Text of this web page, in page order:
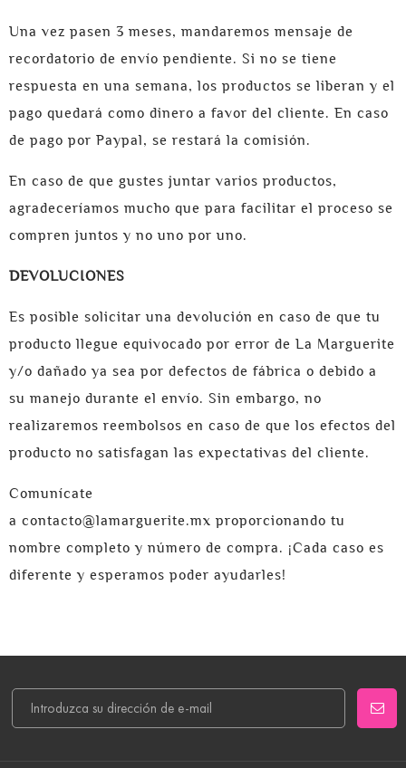
Una vez pasen 3 meses, mandaremos mensaje de
recordatorio de envío pendiente. Si no se tiene
respuesta en una semana, los productos se liberan y el
pago quedará como dinero a favor del cliente. En caso
de pago por Paypal, se restará la comisión.
En caso de que gustes juntar varios productos,
agradeceríamos mucho que para facilitar el proceso se
compren juntos y no uno por uno.
DEVOLUCIONES
Es posible solicitar una devolución en caso de que tu
producto llegue equivocado por error de La Marguerite
y/o dañado ya sea por defectos de fábrica o debido a
su manejo durante el envío. Sin embargo, no
realizaremos reembolsos en caso de que los efectos del
producto no satisfagan las expectativas del cliente.
Comunícate
a contacto@lamarguerite.mx proporcionando tu
nombre completo y número de compra. ¡Cada caso es
diferente y esperamos poder ayudarles!